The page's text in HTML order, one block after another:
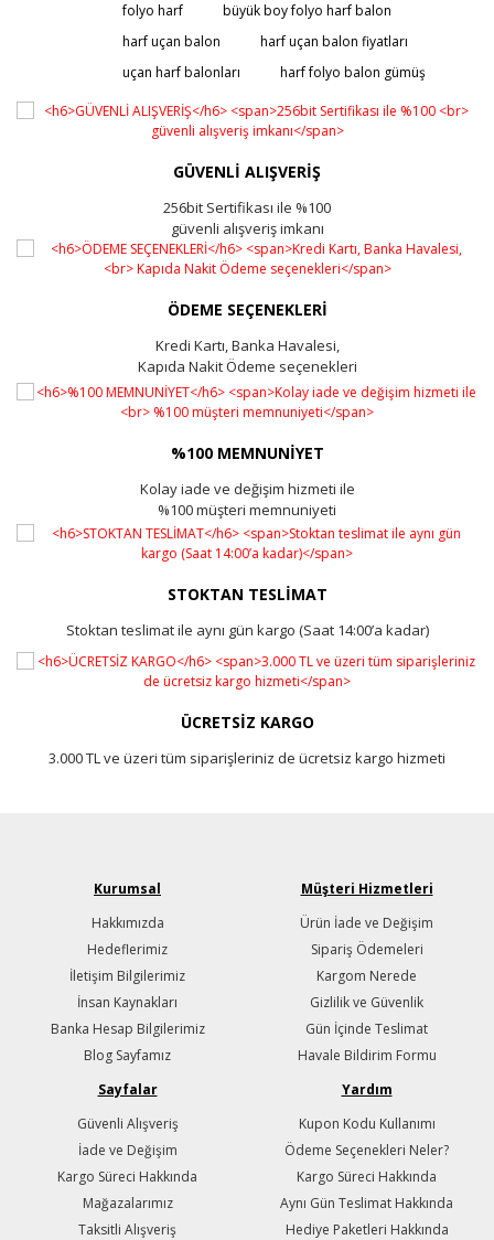
folyo harf
büyük boy folyo harf balon
harf uçan balon
harf uçan balon fiyatları
uçan harf balonları
harf folyo balon gümüş
GÜVENLİ ALIŞVERİŞ
256bit Sertifikası ile %100
güvenli alışveriş imkanı
ÖDEME SEÇENEKLERİ
Kredi Kartı, Banka Havalesi,
Kapıda Nakit Ödeme seçenekleri
%100 MEMNUNİYET
Kolay iade ve değişim hizmeti ile
%100 müşteri memnuniyeti
STOKTAN TESLİMAT
Stoktan teslimat ile aynı gün kargo (Saat 14:00’a kadar)
ÜCRETSİZ KARGO
3.000 TL ve üzeri tüm siparişleriniz de ücretsiz kargo hizmeti
Kurumsal
Hakkımızda
Hedeflerimiz
İletişim Bilgilerimiz
İnsan Kaynakları
Banka Hesap Bilgilerimiz
Blog Sayfamız
Müşteri Hizmetleri
Ürün İade ve Değişim
Sipariş Ödemeleri
Kargom Nerede
Gizlilik ve Güvenlik
Gün İçinde Teslimat
Havale Bildirim Formu
Sayfalar
Güvenli Alışveriş
İade ve Değişim
Kargo Süreci Hakkında
Mağazalarımız
Taksitli Alışveriş
Yardım
Kupon Kodu Kullanımı
Ödeme Seçenekleri Neler?
Kargo Süreci Hakkında
Aynı Gün Teslimat Hakkında
Hediye Paketleri Hakkında